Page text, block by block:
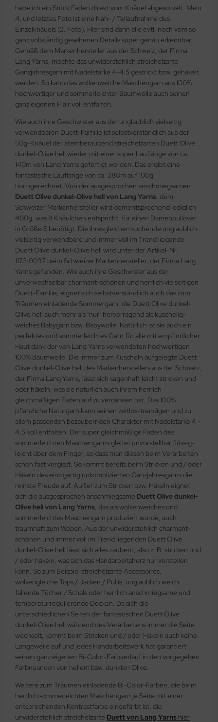
habe ich ein Stück Faden direkt vom Knäuel abgewickelt. Mein
4. und letztes Foto ist eine Nah- / Teilaufnahme des
Einzelknäuels (2. Foto). Hier sind dann alle evtl. noch vom so
ganz vollständig gesehenen Details super genau erkennbar.
Gemäß dem Markenhersteller aus der Schweiz, der Firma
Lang Yarns, möchte das unwiderstehlich streichelzarte
Ganzjahresgarn mit Nadelstärke 4-4.5 gestrickt bzw. gehäkelt
werden. So kann das wolkenweiche Maschengarn aus 100%
hochwertiger und sommerleichter Baumwolle auch seinen
ganz eigenen Flair voll entfalten.
Wie auch ihre Geschwister aus der unglaublich vielseitig
verwendbaren Duett-Familie ist selbstverständlich aus der
50g-Knäuel der atemberaubend streichelzarten Duett Olive
dunkel-Olive hell wieder mit einer super Lauflänge von ca.
140m von Lang Yarns gefertigt worden. Das ergibt eine
fantastische Lauflänge von ca. 280m auf 100g
hochgerechnet. Von der ausgesprochen anschmiegsamen
Duett Olive dunkel-Olive hell von Lang Yarns, dem
Schweizer Markenhersteller wird dementsprechend lediglich
400g, was 8 Knäulchen entspricht, für einen Damenpullover
in Größe S benötigt. Die ihresgleichen suchende unglaublich
vielseitig verwendbare und immer voll im Trend liegende
Duett Olive dunkel-Olive hell wird unter der Artikel-Nr.
1173.0097 beim Schweizer Markenhersteller, der Firma Lang
Yarns gefunden. Wie auch ihre Geschwister aus der
unverwechselbar charmant-schönen und herrlich vielseitigen
Duett-Familie, eignet sich selbstverständlich auch das zum
Träumen einladende Sommergarn, die Duett Olive dunkel-
Olive hell auch mehr als "nur" hervorragend als kuschelig-
weiches Babygarn bzw. Babywolle. Natürlich ist sie auch ein
perfektes und sommerleichtes Garn für alle mit empfindlicher
Haut dank der von Lang Yarns verwendeten hochwertigen
100% Baumwolle. Die immer zum Kuscheln aufgelegte Duett
Olive dunkel-Olive hell des Markenherstellers aus der Schweiz,
der Firma Lang Yarns, lässt sich sagenhaft leicht stricken und
oder häkeln, was sie natürlich auch ihrem herrlich
gleichmäßigen Fadenlauf zu verdanken hat. Das 100%
pflanzliche Naturgarn kann seinen zeitlos-trendigen und zu
allem passenden bezaubernden Charakter mit Nadelstärke 4 -
4,5 voll entfalten. Der super gleichmäßige Faden des
sommerleichten Maschengarns gleitet unvorstellbar flüssig-
leicht über dem Finger, so dass man diesen beim Verarbeiten
schon fast vergisst. So kommt bereits beim Stricken und / oder
Häkeln des einzigartig unkomplizierten Ganzjahresgarns die
reinste Freude auf. Außer zum Stricken bzw. Häkeln eignet
sich die ausgesprochen anschmiegsame Duett Olive dunkel-
Olive hell von Lang Yarns, das als wolkenweiches und
sommerleichtes Maschengarn produziert wurde, auch
traumhaft zum Weben. Aus der unwiderstehlich charmant-
schönen und immer voll im Trend liegenden Duett Olive
dunkel-Olive hell lässt sich alles zaubern, also z. B. stricken und
/ oder häkeln, was sich das Handarbeitsherz nur vorstellen
kann. So zum Beispiel streichelzarte Accessoires,
wolkengleiche Tops / Jacken / Pullis, unglaublich weich
fallende Tücher / Schals oder herrlich anschmiegsame und
temperaturregulierende Decken. Da sich die
unterschiedlichen Seiten der fantastischen Duett Olive
dunkel-Olive hell während des Verarbeitens immer die Seite
wechselt, kommt beim Stricken und / oder Häkeln auch keine
Langeweile auf und jedes Handarbeitswerk hat garantiert
seinen ganz eigenen Bi-Color-Farbverlauf in den vorgegeben
Farbnuancen von hellem bzw. dunklen Olive.
Weitere zum Träumen einladende Bi-Color-Farben, die beim
herrlich sommerleichten Maschengarn je Seite mit einer
entsprechenden Kontrastfarbe eingefärbt ist, die
unwiderstehlich streichelzarte Duett von Lang Yarns hier